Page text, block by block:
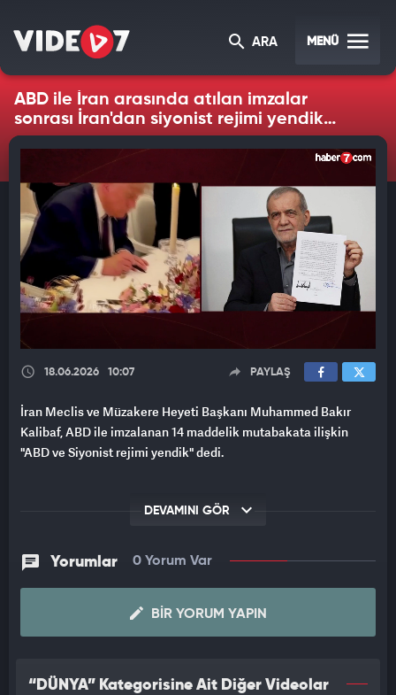
ARA MENÜ
ABD ile İran arasında atılan imzalar
sonrası İran'dan siyonist rejimi yendik
açıklaması geldi
18.06.2026 10:07 PAYLAŞ
İran Meclis ve Müzakere Heyeti Başkanı Muhammed Bakır
Kalibaf, ABD ile imzalanan 14 maddelik mutabakata ilişkin
"ABD ve Siyonist rejimi yendik" dedi.
DEVAMINI GÖR
Yorumlar 0 Yorum Var
BIR YORUM YAPIN
“DÜNYA” Kategorisine Ait Diğer Videolar